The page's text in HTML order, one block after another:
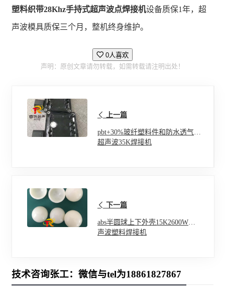
塑料织带28Khz手持式超声波点焊接机设备质保1年，超
声波模具质保三个月，整机终身维护。
0人喜欢
声明：原创文章请勿转载，如需转载请注明出处！
上一篇
pbt+30%玻纤塑料件和防水透气膜
超声波35K焊接机
下一篇
abs半圆球上下外壳15K2600W超
声波塑料焊接机
技术咨询张工：微信与tel为18861827867